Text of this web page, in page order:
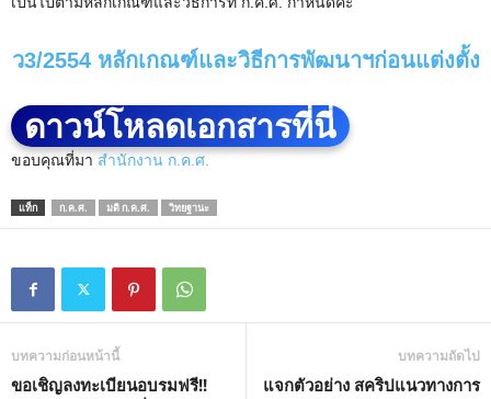
ว3/2554 หลักเกณฑ์และวิธีการพัฒนาฯก่อนแต่งตั้ง
ดาวน์โหลดเอกสารที่นี่
ขอบคุณที่มา สำนักงาน ก.ค.ศ.
แท็ก ก.ค.ศ. มติ ก.ค.ศ. วิทยฐานะ
บทความก่อนหน้านี้
ขอเชิญลงทะเบียนอบรมฟรี!!
บทความถัดไป
แจกตัวอย่าง สคริปแนวทางการ